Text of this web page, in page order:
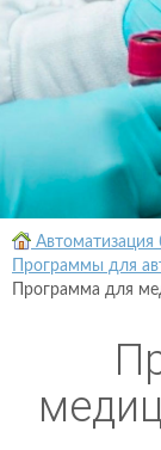
Автоматизация
Программы для
Программа для